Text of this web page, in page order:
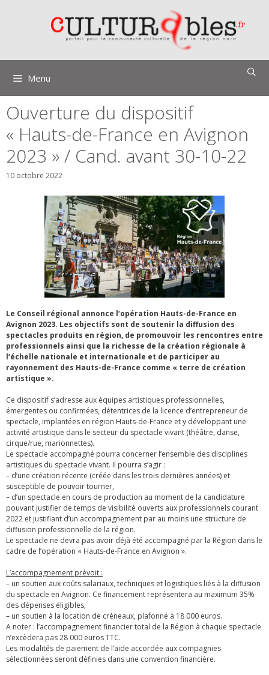
Menu
Ouverture du dispositif
« Hauts-de-France en Avignon
2023 » / Cand. avant 30-10-22
10 octobre 2022
Le Conseil régional annonce l’opération Hauts-de-France en
Avignon 2023. Les objectifs sont de soutenir la diffusion des
spectacles produits en région, de promouvoir les rencontres entre
professionnels ainsi que la richesse de la création régionale à
l’échelle nationale et internationale et de participer au
rayonnement des Hauts-de-France comme « terre de création
artistique ».
Ce dispositif s’adresse aux équipes artistiques professionnelles,
émergentes ou confirmées, détentrices de la licence d’entrepreneur de
spectacle, implantées en région Hauts-de-France et y développant une
activité artistique dans le secteur du spectacle vivant (théâtre, danse,
cirque/rue, marionnettes).
Le spectacle accompagné pourra concerner l’ensemble des disciplines
artistiques du spectacle vivant. Il pourra s’agir :
– d’une création récente (créée dans les trois dernières années) et
susceptible de pouvoir tourner,
– d’un spectacle en cours de production au moment de la candidature
pouvant justifier de temps de visibilité ouverts aux professionnels courant
2022 et justifiant d’un accompagnement par au moins une structure de
diffusion professionnelle de la région.
Le spectacle ne devra pas avoir déjà été accompagné par la Région dans le
cadre de l’opération « Hauts-de-France en Avignon ».
L’accompagnement prévoit :
– un soutien aux coûts salariaux, techniques et logistiques liés à la diffusion
du spectacle en Avignon. Ce financement représentera au maximum 35%
des dépenses éligibles,
– un soutien à la location de créneaux, plafonné à 18 000 euros.
A noter : l’accompagnement financier total de la Région à chaque spectacle
n’excèdera pas 28 000 euros TTC.
Les modalités de paiement de l’aide accordée aux compagnies
sélectionnées seront définies dans une convention financière.